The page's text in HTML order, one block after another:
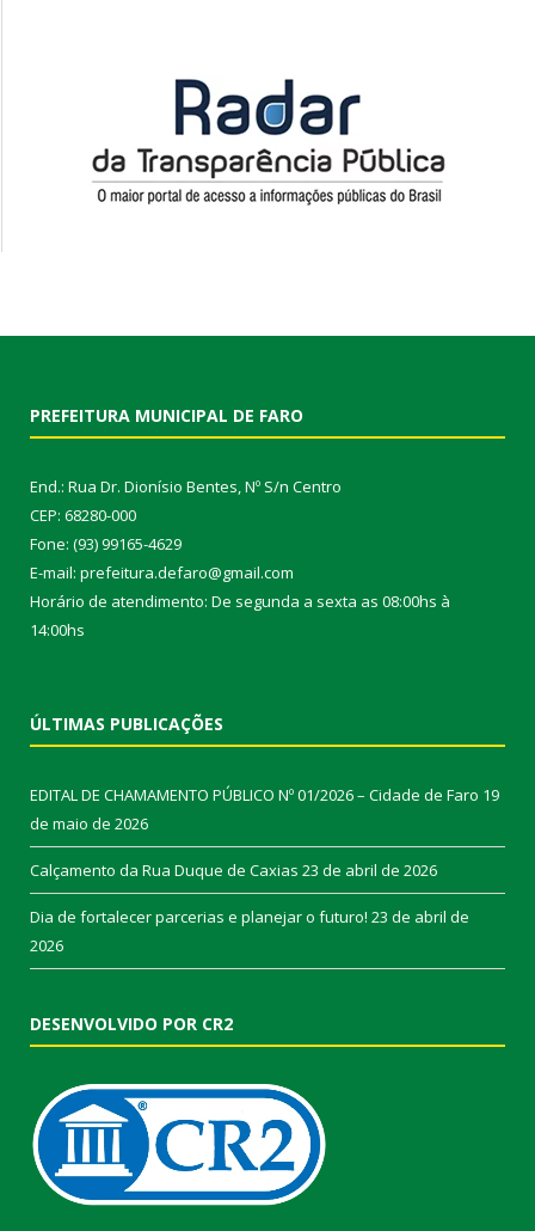
PREFEITURA MUNICIPAL DE FARO
End.: Rua Dr. Dionísio Bentes, Nº S/n Centro
CEP: 68280-000
Fone: (93) 99165-4629
E-mail: prefeitura.defaro@gmail.com
Horário de atendimento: De segunda a sexta as 08:00hs à
14:00hs
ÚLTIMAS PUBLICAÇÕES
EDITAL DE CHAMAMENTO PÚBLICO Nº 01/2026 – Cidade de Faro 19
de maio de 2026
Calçamento da Rua Duque de Caxias 23 de abril de 2026
Dia de fortalecer parcerias e planejar o futuro! 23 de abril de
2026
DESENVOLVIDO POR CR2